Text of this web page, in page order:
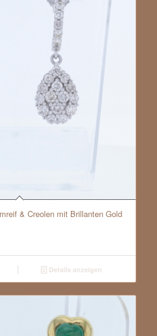
& Creolen mit Brillanten Gold
Details anzeigen